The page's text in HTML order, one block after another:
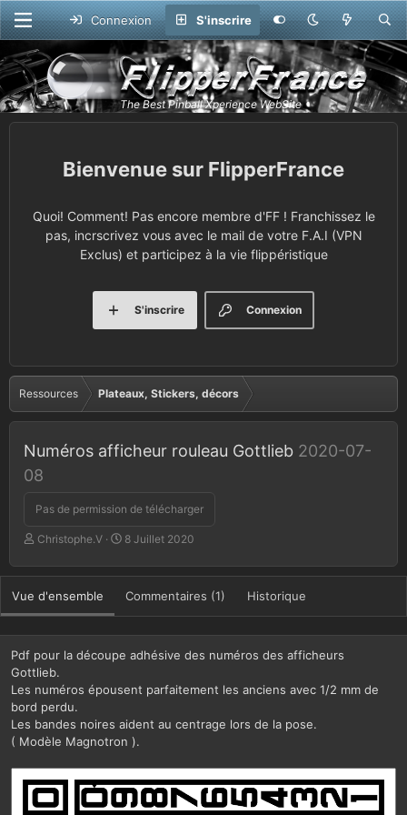
Connexion S'inscrire
FlipperFrance
Quoi! Comment! Pas encore membre d'FF ! Franchissez le
pas, incrscrivez vous avec le mail de votre F.A.I (VPN
Exclus) et participez à la vie flippéristique
Connexion
S'inscrire
Ressources Plateaux, Stickers, décors
Numéros afficheur rouleau Gottlieb 2020-07-
08
Pas de permission de télécharger
A
t
u
r
Christophe.V
D
t
d
e
c
r
a
n
8 Juillet 2020
Vue d'ensemble Commentaires (1) Historique
Pdf pour la découpe adhésive des numéros des afficheurs
Gottlieb.
Les numéros épousent parfaitement les anciens avec 1/2 mm de
bord perdu.
Les bandes noires aident au centrage lors de la pose.
( Modèle Magnotron ).